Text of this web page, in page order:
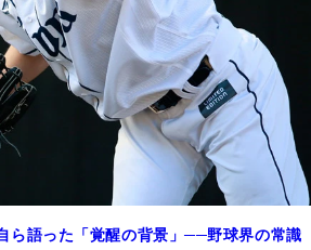
ら語った「覚醒の背景」──野球界の常識